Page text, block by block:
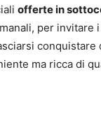
offerte in
per invitare
conquistare
ma ricca di